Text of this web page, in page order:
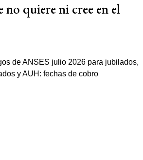
quiere ni cree en el